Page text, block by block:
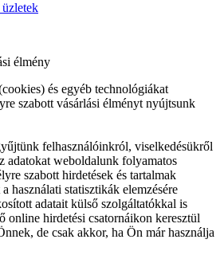
élmény
és egyéb technológiákat
szabott vásárlási élményt nyújtsunk
felhasználóinkról, viselkedésükről
adatokat weboldalunk folyamatos
szabott hirdetések és tartalmak
használati statisztikák elemzésére
adatait külső szolgáltatókkal is
online hirdetési csatornáikon keresztül
de csak akkor, ha Ön már használja